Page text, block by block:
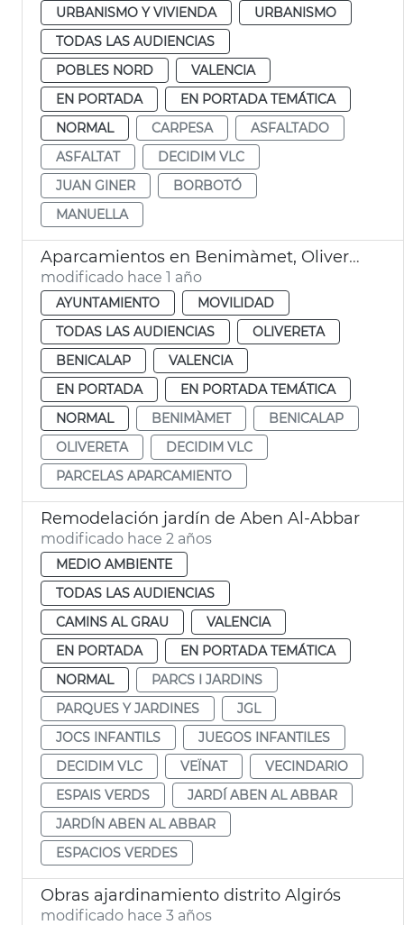
URBANISMO Y VIVIENDA
URBANISMO
TODAS LAS AUDIENCIAS
POBLES NORD
VALENCIA
EN PORTADA
EN PORTADA TEMÁTICA
NORMAL
CARPESA
ASFALTADO
ASFALTAT
DECIDIM VLC
JUAN GINER
BORBOTÓ
MANUELLA
Aparcamientos en Benimàmet, Olivereta y Benicalap
modificado hace 1 año
AYUNTAMIENTO
MOVILIDAD
TODAS LAS AUDIENCIAS
OLIVERETA
BENICALAP
VALENCIA
EN PORTADA
EN PORTADA TEMÁTICA
NORMAL
BENIMÀMET
BENICALAP
OLIVERETA
DECIDIM VLC
PARCELAS APARCAMIENTO
Remodelación jardín de Aben Al-Abbar
modificado hace 2 años
MEDIO AMBIENTE
TODAS LAS AUDIENCIAS
CAMINS AL GRAU
VALENCIA
EN PORTADA
EN PORTADA TEMÁTICA
NORMAL
PARCS I JARDINS
PARQUES Y JARDINES
JGL
JOCS INFANTILS
JUEGOS INFANTILES
DECIDIM VLC
VEÏNAT
VECINDARIO
ESPAIS VERDS
JARDÍ ABEN AL ABBAR
JARDÍN ABEN AL ABBAR
ESPACIOS VERDES
Obras ajardinamiento distrito Algirós
modificado hace 3 años